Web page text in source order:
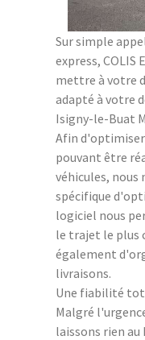
Sur simple
express, COLIS
mettre à votre
adapté à votre
Isigny-le-Buat
Afin
pouvant être
véhicules, nous
spécifique
logiciel nous
le trajet le plus
également
livraisons.
Une fiabilité
Malgré
laissons rien